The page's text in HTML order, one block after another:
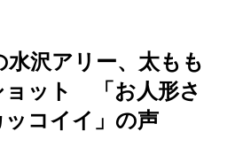
沢アリー、太もも
ョット 「お人形さ
コイイ」の声